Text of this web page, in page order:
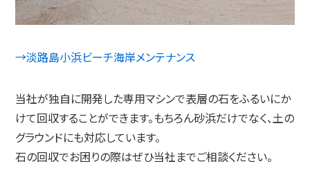
→淡路島小浜ビーチ海岸メンテナンス
当社が独自に開発した専用マシンで表層の石をふるいにか
けて回収することができます。もちろん砂浜だけでなく、土の
グラウンドにも対応しています。
石の回収でお困りの際はぜひ当社までご相談ください。